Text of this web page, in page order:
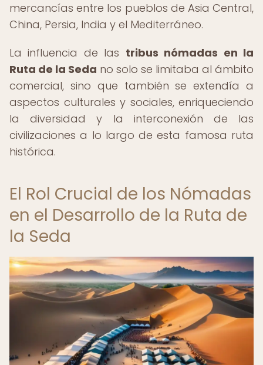
mercancías entre los pueblos de Asia Central,
China, Persia, India y el Mediterráneo.
La influencia de las tribus nómadas en la
Ruta de la Seda no solo se limitaba al ámbito
comercial, sino que también se extendía a
aspectos culturales y sociales, enriqueciendo
la diversidad y la interconexión de las
civilizaciones a lo largo de esta famosa ruta
histórica.
El Rol Crucial de los Nómadas
en el Desarrollo de la Ruta de
la Seda